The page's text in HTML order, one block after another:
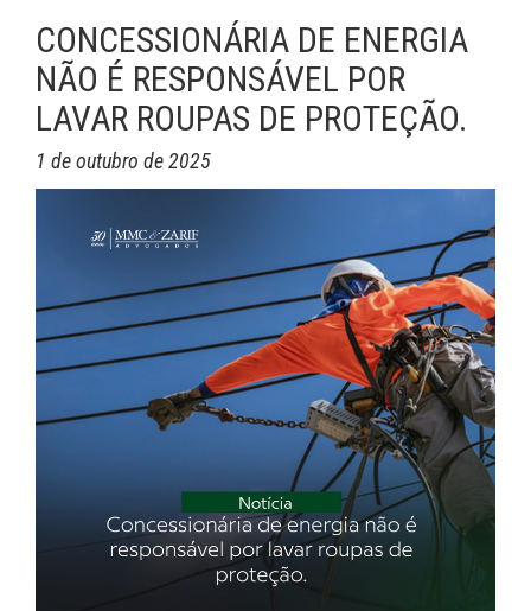
CONCESSIONÁRIA DE ENERGIA
NÃO É RESPONSÁVEL POR
LAVAR ROUPAS DE PROTEÇÃO.
1 de outubro de 2025